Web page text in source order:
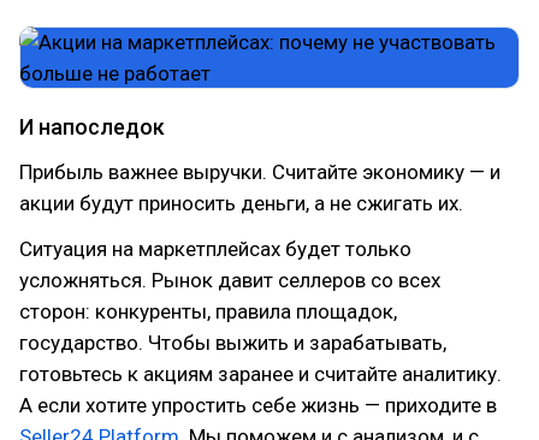
И напоследок
Прибыль важнее выручки. Считайте экономику — и
акции будут приносить деньги, а не сжигать их.
Ситуация на маркетплейсах будет только
усложняться. Рынок давит селлеров со всех
сторон: конкуренты, правила площадок,
государство. Чтобы выжить и зарабатывать,
готовьтесь к акциям заранее и считайте аналитику.
А если хотите упростить себе жизнь — приходите в